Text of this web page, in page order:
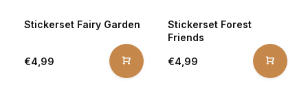
Stickerset Fairy Garden
€4,99
Stickerset Forest
Friends
€4,99